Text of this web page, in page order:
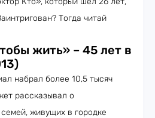
Тогда читай
жить» – 45 лет в
набрал более 10,5 тысяч
рассказывал о
живущих в городке